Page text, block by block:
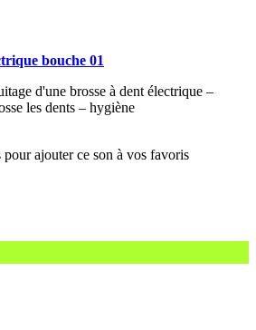
bouche 01
d'une brosse à dent électrique –
les dents – hygiène